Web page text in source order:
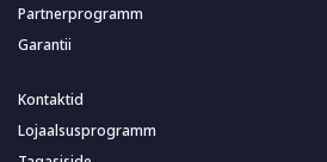
Partnerprogramm
Garantii
Kontaktid
Lojaalsusprogramm